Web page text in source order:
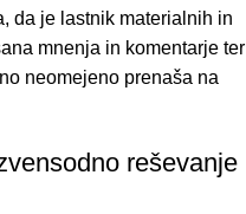
da je lastnik materialnih in
mnenja in komentarje ter
neomejeno prenaša na
reševanje